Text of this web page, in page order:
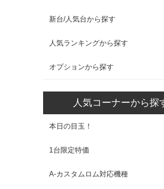
新台/人気台から探す
人気ランキングから探す
オプションから探す
人気コーナーから探
本日の目玉！
1台限定特価
A-カスタムロム対応機種